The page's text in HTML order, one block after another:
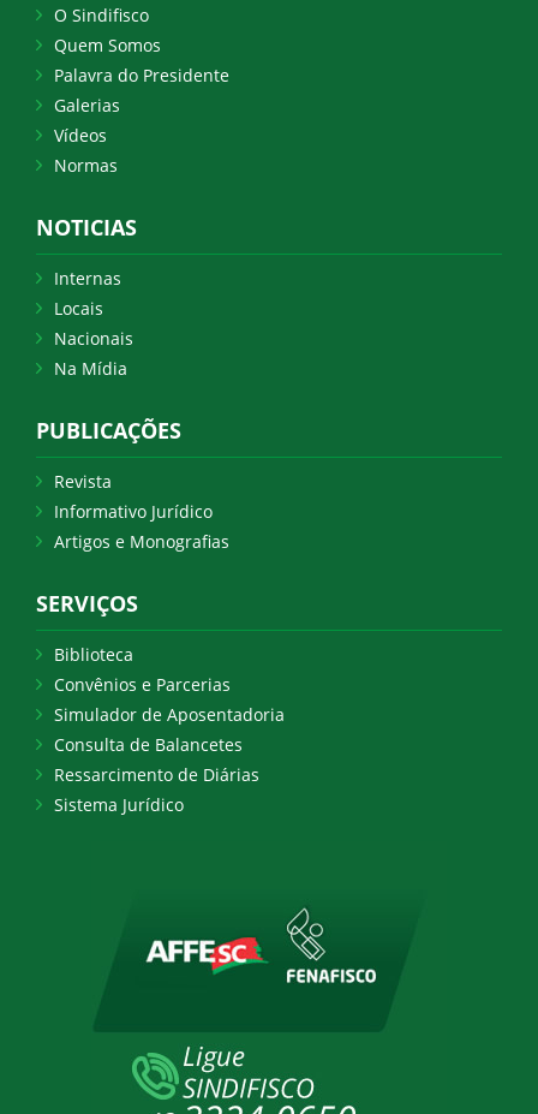
O Sindifisco
Quem Somos
Palavra do Presidente
Galerias
Vídeos
Normas
NOTICIAS
Internas
Locais
Nacionais
Na Mídia
PUBLICAÇÕES
Revista
Informativo Jurídico
Artigos e Monografias
SERVIÇOS
Biblioteca
Convênios e Parcerias
Simulador de Aposentadoria
Consulta de Balancetes
Ressarcimento de Diárias
Sistema Jurídico